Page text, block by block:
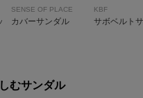
SENSE OF PLACE
カバーサンダル
KBF
サボベルト
むサンダル